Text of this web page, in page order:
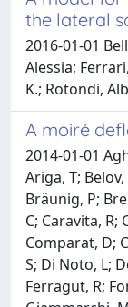
the lateral
2016-01-01
Alessia;
K.; Rotondi,
A moiré
2014-01-01
Ariga, T;
Bräunig, P;
C; Caravita, R;
Comparat, D;
S; Di Noto, L;
Ferragut, R;